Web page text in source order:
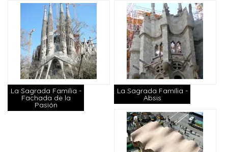
La Sagrada Familia -
Fachada de la
Pasión
La Sagrada Família -
Absis